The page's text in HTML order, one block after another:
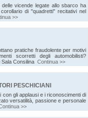
vicende legate allo sbarco ha
di "quadretti" recitativi nel
>>
pratiche fraudolente per motivi
scorretti degli automobilisti?
Consilina Continua >>
PESCHICIANI
gli applausi e i riconoscimenti di
versatilità, passione e personale
>>